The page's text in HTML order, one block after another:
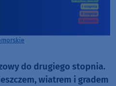
do drugiego stopnia.
wiatrem i gradem